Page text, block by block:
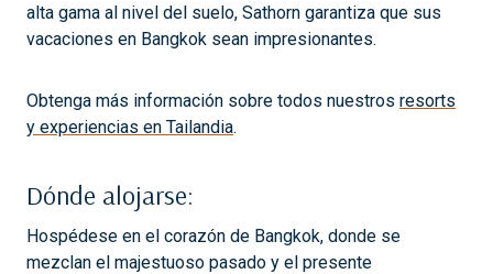
alta gama al nivel del suelo, Sathorn garantiza que sus
vacaciones en Bangkok sean impresionantes.
Obtenga más información sobre todos nuestros resorts
y experiencias en Tailandia.
Dónde alojarse:
Hospédese en el corazón de Bangkok, donde se
mezclan el majestuoso pasado y el presente